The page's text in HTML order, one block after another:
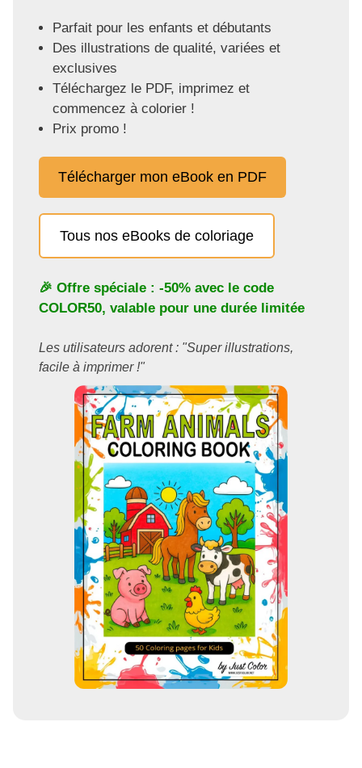
Parfait pour les enfants et débutants
Des illustrations de qualité, variées et
exclusives
Téléchargez le PDF, imprimez et
commencez à colorier !
Prix promo !
Télécharger mon eBook en PDF
Tous nos eBooks de coloriage
🎉 Offre spéciale : -50% avec le code
COLOR50, valable pour une durée limitée
Les utilisateurs adorent : "Super illustrations,
facile à imprimer !"